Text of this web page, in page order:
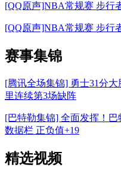
[QQ原声]NBA常规赛 步行
[QQ原声]NBA常规赛 步行
赛事集锦
[腾讯全场集锦] 勇士31分
里连续第3场缺阵
[巴特勒集锦] 全面发挥！巴
数据栏 正负值+19
精选视频